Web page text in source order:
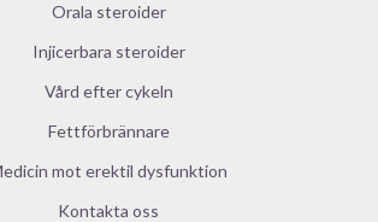
Orala steroider
Injicerbara steroider
Vård efter cykeln
Fettförbrännare
mot erektil dysfunktion
Kontakta oss